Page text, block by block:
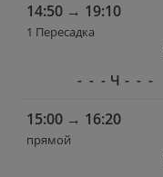
14:50 → 19:10
1 Пересадка
- - - Ч - - -
15:00 → 16:20
прямой